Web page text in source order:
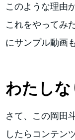
このような理由
これをやってみ
にサンプル動画
わたしな
さて、この岡田
したらコンテン